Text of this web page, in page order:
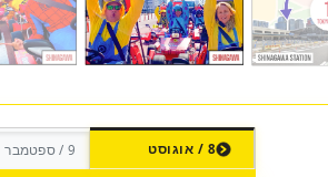
8 / אוגוסט 9 / ספטמבר